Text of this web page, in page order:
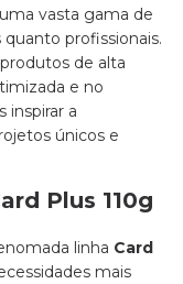
vasta gama de
profissionais.
de alta
e no
inspirar a
únicos e
Plus 110g
linha Card
mais